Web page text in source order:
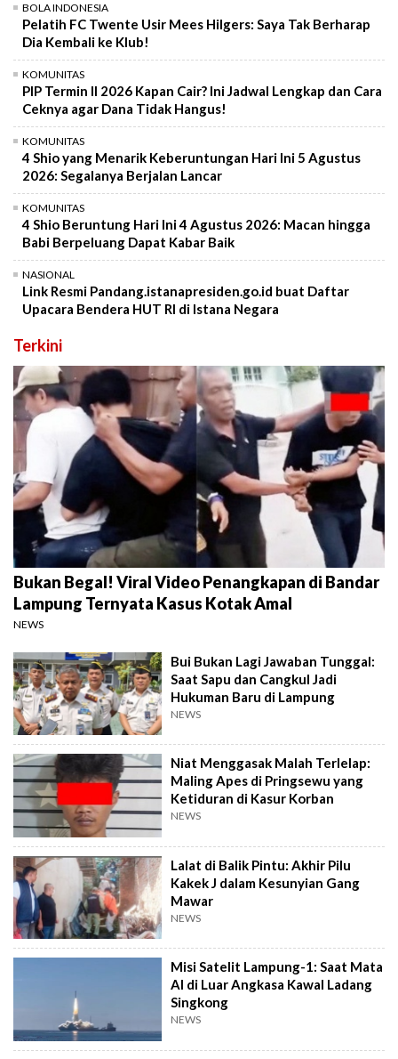
BOLA INDONESIA
Pelatih FC Twente Usir Mees Hilgers: Saya Tak Berharap
Dia Kembali ke Klub!
KOMUNITAS
PIP Termin II 2026 Kapan Cair? Ini Jadwal Lengkap dan Cara
Ceknya agar Dana Tidak Hangus!
KOMUNITAS
4 Shio yang Menarik Keberuntungan Hari Ini 5 Agustus
2026: Segalanya Berjalan Lancar
KOMUNITAS
4 Shio Beruntung Hari Ini 4 Agustus 2026: Macan hingga
Babi Berpeluang Dapat Kabar Baik
NASIONAL
Link Resmi Pandang.istanapresiden.go.id buat Daftar
Upacara Bendera HUT RI di Istana Negara
Terkini
Bukan Begal! Viral Video Penangkapan di Bandar
Lampung Ternyata Kasus Kotak Amal
NEWS
Bui Bukan Lagi Jawaban Tunggal:
Saat Sapu dan Cangkul Jadi
Hukuman Baru di Lampung
NEWS
Niat Menggasak Malah Terlelap:
Maling Apes di Pringsewu yang
Ketiduran di Kasur Korban
NEWS
Lalat di Balik Pintu: Akhir Pilu
Kakek J dalam Kesunyian Gang
Mawar
NEWS
Misi Satelit Lampung-1: Saat Mata
AI di Luar Angkasa Kawal Ladang
Singkong
NEWS